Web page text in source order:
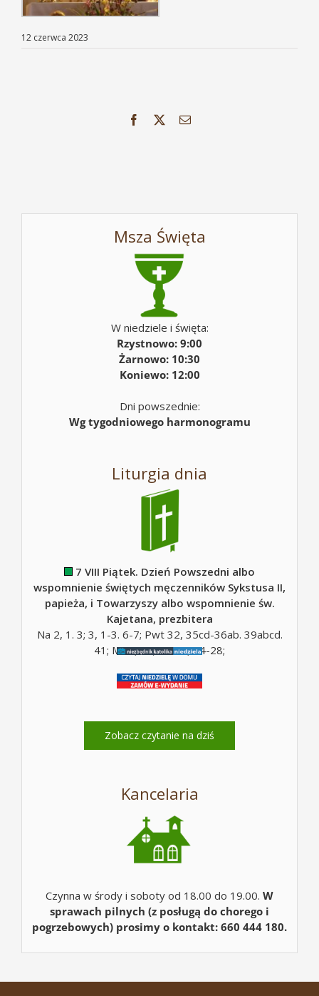
12 czerwca 2023
Facebook Email
Msza Święta
W niedziele i święta:
Rzystnowo: 9:00
Żarnowo: 10:30
Koniewo: 12:00
Dni powszednie:
Wg tygodniowego harmonogramu
Liturgia dnia
7 VIII Piątek. Dzień Powszedni albo
wspomnienie świętych męczenników Sykstusa II,
papieża, i Towarzyszy albo wspomnienie św.
Kajetana, prezbitera
Na 2, 1. 3; 3, 1-3. 6-7; Pwt 32, 35cd-36ab. 39abcd.
41; Mt 5, 10; Mt 16, 24-28;
Zobacz czytanie na dziś
Kancelaria
Czynna w środy i soboty od 18.00 do 19.00. W
sprawach pilnych (z posługą do chorego i
pogrzebowych) prosimy o kontakt: 660 444 180.